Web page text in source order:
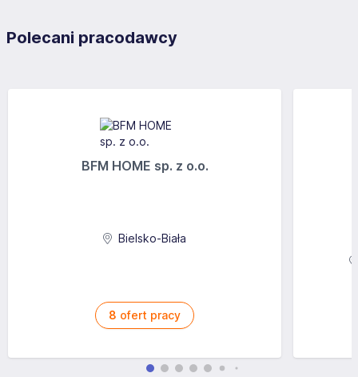
Polecani pracodawcy
BFM HOME sp. z o.o.
Bielsko-Biała
8 ofert pracy